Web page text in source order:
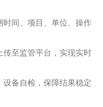
时间、项目、单位、操作
传至监管平台，实现实时
设备自检，保障结果稳定